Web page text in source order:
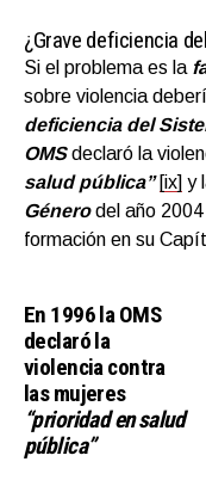
¿Grave deficiencia
Si el problema es la
sobre violencia
deficiencia del
OMSdeclaró la
salud pública” [ix] y
Génerodel año
formación en su
En 1996 la OMS
declaró la
violencia contra
las mujeres
“prioridad en salud
pública”